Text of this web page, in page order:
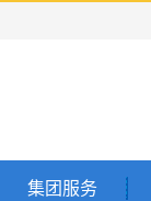
集团服务